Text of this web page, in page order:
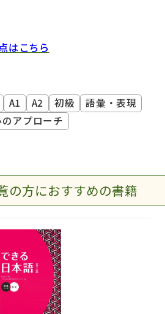
はこちら
A1 A2 初級
語彙・表現
アプローチ
の方におすすめの書籍